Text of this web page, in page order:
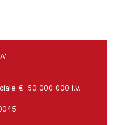
€. 50 000 000 i.v.